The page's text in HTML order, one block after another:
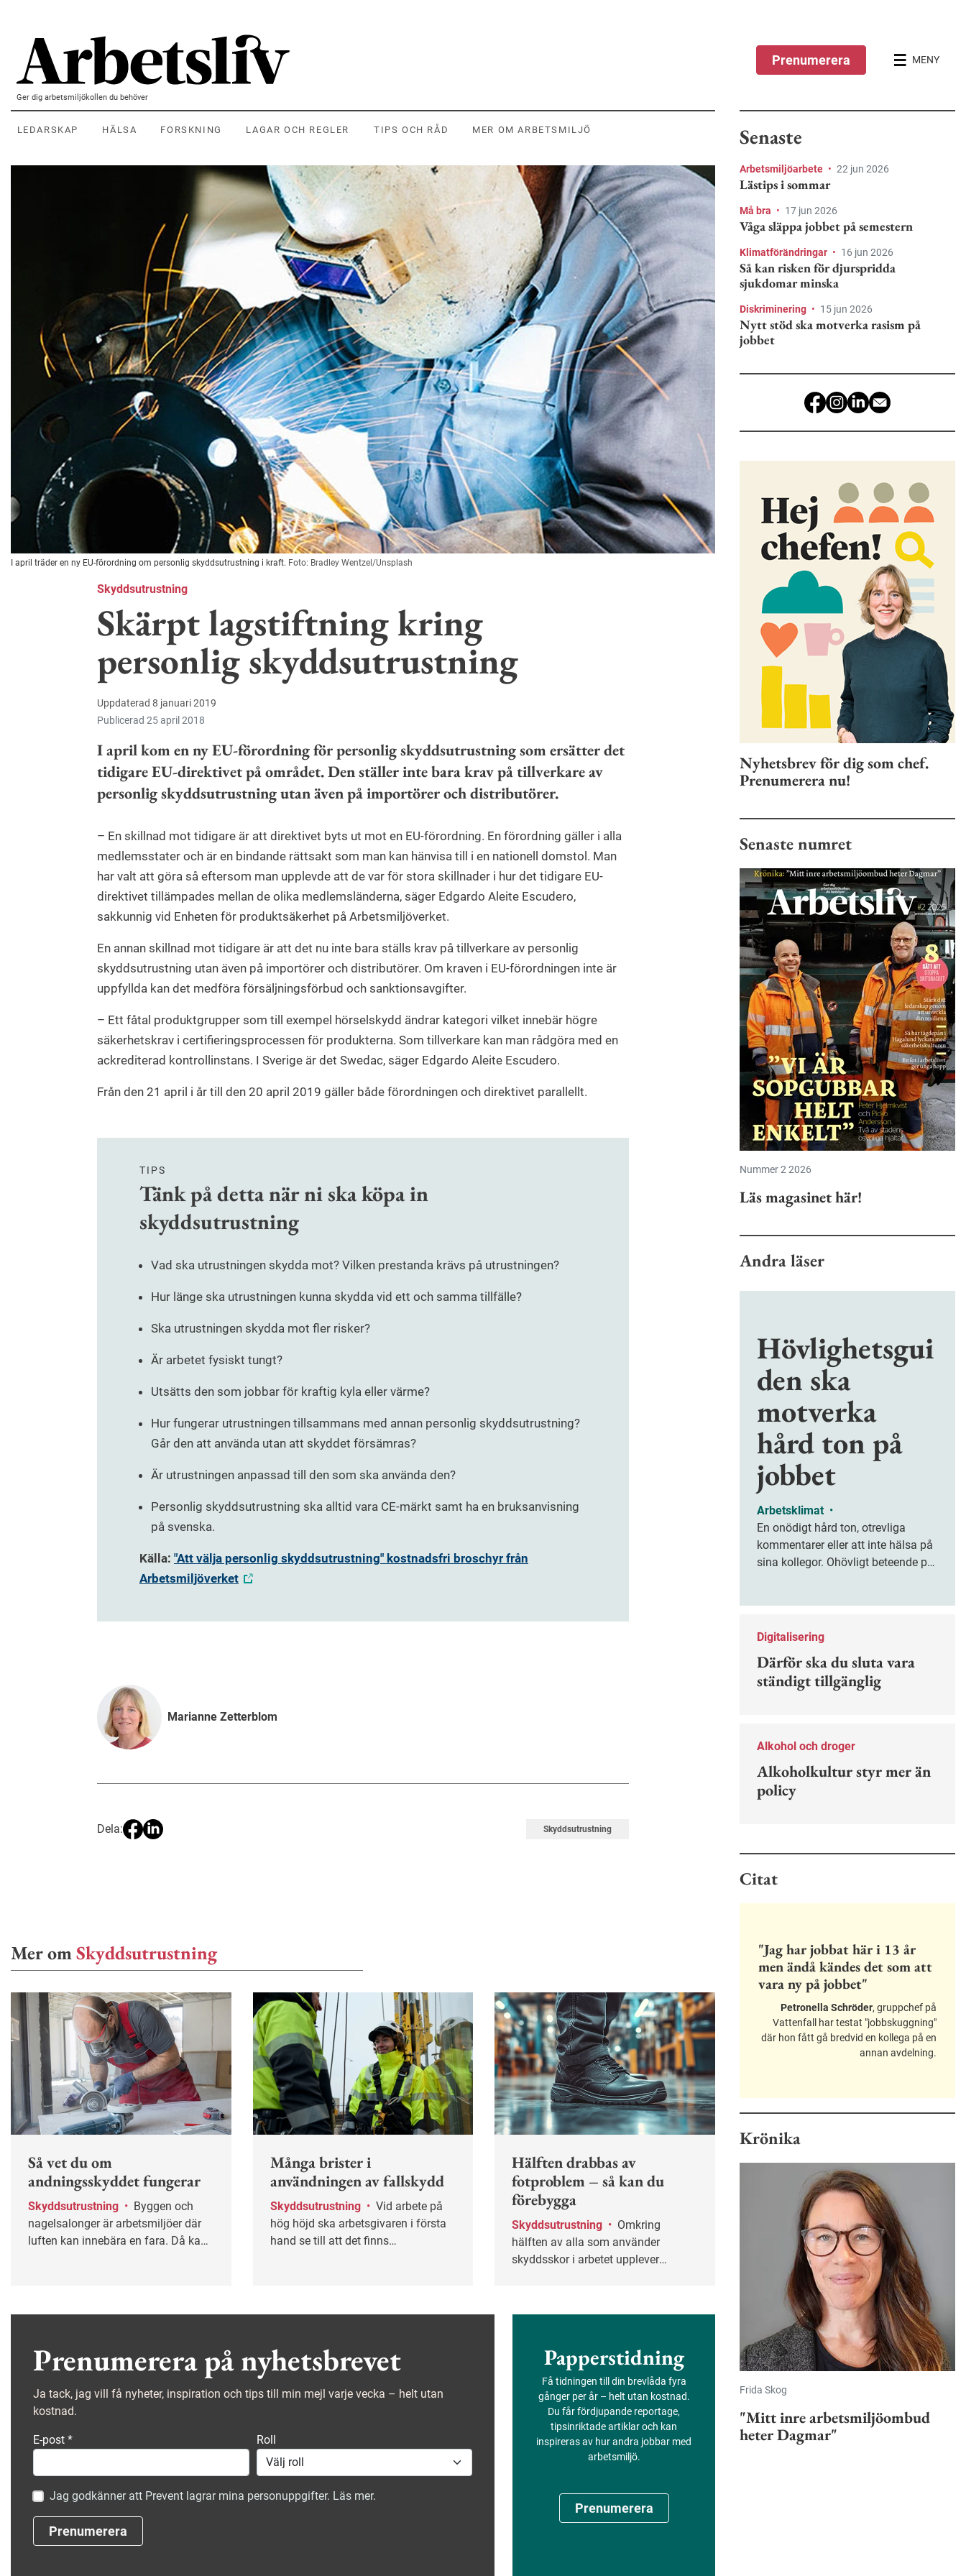
Ger dig arbetsmiljökollen du behöver
LEDARSKAP HÄLSA FORSKNING LAGAR OCH REGLER TIPS OCH RÅD MER OM ARBETSMILJÖ
Prenumerera MENY
I april träder en ny EU-förordning om personlig skyddsutrustning i kraft. Foto: Bradley Wentzel/Unsplash
Skyddsutrustning
Skärpt lagstiftning kring
personlig skyddsutrustning
Uppdaterad 8 januari 2019
Publicerad 25 april 2018
I april kom en ny EU-förordning för personlig skyddsutrustning som ersätter det
tidigare EU-direktivet på området. Den ställer inte bara krav på tillverkare av
personlig skyddsutrustning utan även på importörer och distributörer.
– En skillnad mot tidigare är att direktivet byts ut mot en EU-förordning. En förordning gäller i alla
medlemsstater och är en bindande rättsakt som man kan hänvisa till i en nationell domstol. Man
har valt att göra så eftersom man upplevde att de var för stora skillnader i hur det tidigare EU-
direktivet tillämpades mellan de olika medlemsländerna, säger Edgardo Aleite Escudero,
sakkunnig vid Enheten för produktsäkerhet på Arbetsmiljöverket.
En annan skillnad mot tidigare är att det nu inte bara ställs krav på tillverkare av personlig
skyddsutrustning utan även på importörer och distributörer. Om kraven i EU-förordningen inte är
uppfyllda kan det medföra försäljningsförbud och sanktionsavgifter.
– Ett fåtal produktgrupper som till exempel hörselskydd ändrar kategori vilket innebär högre
säkerhetskrav i certifieringsprocessen för produkterna. Som tillverkare kan man rådgöra med en
ackrediterad kontrollinstans. I Sverige är det Swedac, säger Edgardo Aleite Escudero.
Från den 21 april i år till den 20 april 2019 gäller både förordningen och direktivet parallellt.
TIPS
Tänk på detta när ni ska köpa in
skyddsutrustning
Vad ska utrustningen skydda mot? Vilken prestanda krävs på utrustningen?
Hur länge ska utrustningen kunna skydda vid ett och samma tillfälle?
Ska utrustningen skydda mot fler risker?
Är arbetet fysiskt tungt?
Utsätts den som jobbar för kraftig kyla eller värme?
Hur fungerar utrustningen tillsammans med annan personlig skyddsutrustning?
Går den att använda utan att skyddet försämras?
Är utrustningen anpassad till den som ska använda den?
Personlig skyddsutrustning ska alltid vara CE-märkt samt ha en bruksanvisning
på svenska.
Källa: "Att välja personlig skyddsutrustning" kostnadsfri broschyr från
Arbetsmiljöverket
Marianne Zetterblom
Dela: Skyddsutrustning
Mer omSkyddsutrustning
Så vet du om
andningsskyddet fungerar
Skyddsutrustning •
nagelsalonger är arbetsmiljöer där
luften kan innebära en fara. Då kan
Många brister i
användningen av fallskydd
Skyddsutrustning •
hög höjd ska arbetsgivaren i första
hand se till att det finns
Arbetsmiljöverket nyligen
Hälften drabbas av
fotproblem – så kan du
förebygga
Skyddsutrustning •
hälften av alla som använder
skyddsskor i arbetet upplever
besvären.
Prenumerera på nyhetsbrevet
Ja tack, jag vill få nyheter, inspiration och tips till min mejl varje vecka – helt utan
kostnad.
E-post * Roll
Jag godkänner att Prevent lagrar mina personuppgifter. Läs mer.
Prenumerera
Papperstidning
Få tidningen till din brevlåda fyra
gånger per år – helt utan kostnad.
Du får fördjupande reportage,
tipsinriktade artiklar och kan
inspireras av hur andra jobbar med
arbetsmiljö.
Prenumerera
Senaste
Arbetsmiljöarbete • 22 jun 2026
Lästips i sommar
Må bra • 17 jun 2026
Våga släppa jobbet på semestern
Klimatförändringar • 16 jun 2026
Så kan risken för djurspridda
sjukdomar minska
Diskriminering • 15 jun 2026
Nytt stöd ska motverka rasism på
jobbet
Nyhetsbrev för dig som chef.
Prenumerera nu!
Senaste numret
Nummer 2 2026
Läs magasinet här!
Andra läser
Hövlighetsgui
den ska
motverka
hård ton på
jobbet
Arbetsklimat •
En onödigt hård ton, otrevliga
kommentarer eller att inte hälsa på
sina kollegor. Ohövligt beteende på
förebygga ohövligt beteende på
Digitalisering
Därför ska du sluta vara
ständigt tillgänglig
Alkohol och droger
Alkoholkultur styr mer än
policy
Citat
"Jag har jobbat här i 13 år
men ändå kändes det som att
vara ny på jobbet"
Petronella Schröder, gruppchef på
Vattenfall har testat "jobbskuggning"
där hon fått gå bredvid en kollega på en
annan avdelning.
Krönika
Frida Skog
"Mitt inre arbetsmiljöombud
heter Dagmar"